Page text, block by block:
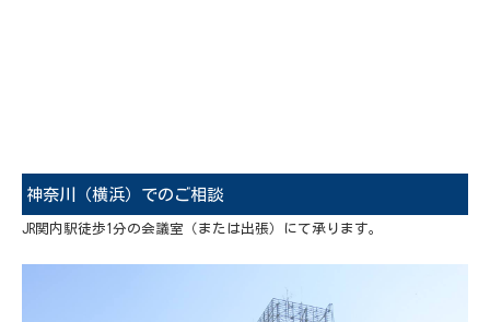
神奈川（横浜）でのご相談
JR関内駅徒歩1分の会議室（または出張）にて承ります。